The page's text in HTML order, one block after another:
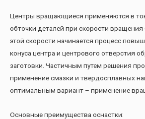
Центры вращающиеся применяются в
обточки деталей при скорости
этой скорости начинается процесс
конуса центра и центрового отверстия
заготовки. Частичным путем решения
применение смазки и твердосплавных
оптимальным вариант – применение
Основные преимущества оснастки: